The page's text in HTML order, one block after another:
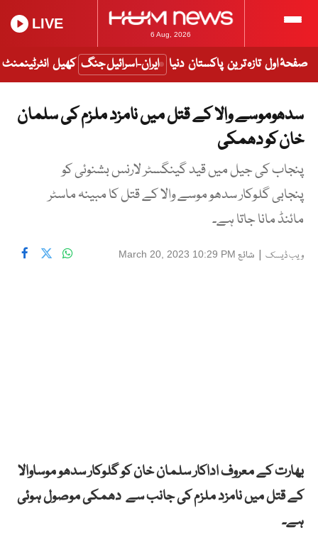
6 Aug, 2026
LIVE
صفحۂ اول تازہ ترین پاکستان دنیا ایران-اسرائیل جنگ کھیل انٹرٹینمنٹ
سدھوموسے والا کے قتل میں نامزد ملزم کی سلمان
خان کو دھمکی
پنجاب کی جیل میں قید گینگسٹر لارنس بشنوئی کو
پنجابی گلوکار سدھو موسے والا کے قتل کا مبینہ ماسٹر
مائنڈ مانا جاتا ہے۔
ویب ڈیسک | شائع March 20, 2023 10:29 PM
بھارت کے معروف اداکار سلمان خان کو گلوکار سدھو موساوالا
کے قتل میں نامزد ملزم کی جانب سے دھمکی موصول ہوئی
ہے۔